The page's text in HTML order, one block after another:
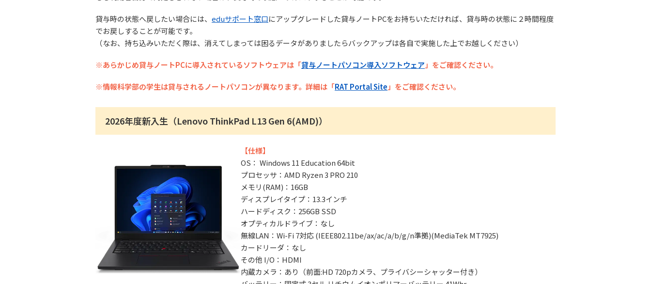
貸与時の状態へ戻したい場合には、 eduサポート窓口にアップグレードした貸与ノートPCをお持ちいただければ、貸与時の状態に２時間程度
でお戻しすることが可能です。
（なお、持ち込みいただく際は、消えてしまっては困るデータがありましたらバックアップは各自で実施した上でお越しください）
※あらかじめ貸与ノートPCに導入されているソフトウェアは「貸与ノートパソコン導入ソフトウェア 」をご確認ください。
※情報科学部の学生は貸与されるノートパソコンが異なります。詳細は「RAT Portal Site 」をご確認ください。
2026年度新入生（Lenovo ThinkPad L13 Gen 6(AMD)）
【仕様】
OS： Windows 11 Education 64bit
プロセッサ：AMD Ryzen 3 PRO 210
メモリ(RAM)：16GB
ディスプレイタイプ：13.3インチ
ハードディスク：256GB SSD
オプティカルドライブ：なし
無線LAN：Wi-Fi 7対応 (IEEE802.11be/ax/ac/a/b/g/n準拠)(MediaTek MT7925)
カードリーダ：なし
その他 I/O：HDMI
内蔵カメラ：あり（前面:HD 720pカメラ、プライバシーシャッター付き）